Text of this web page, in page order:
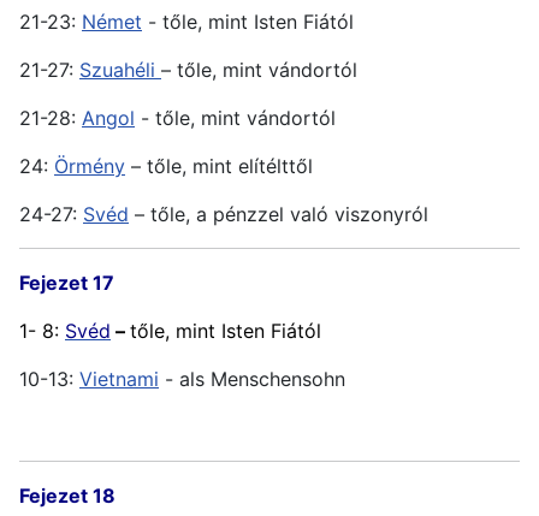
21-23: Német - tőle, mint Isten Fiától
21-27: Szuahéli – tőle, mint vándortól
21-28: Angol - tőle, mint vándortól
24: Örmény – tőle, mint elítélttől
24-27: Svéd – tőle, a pénzzel való viszonyról
Fejezet 17
1- 8: Svéd – tőle, mint Isten Fiától
10-13: Vietnami - als Menschensohn
Fejezet 18